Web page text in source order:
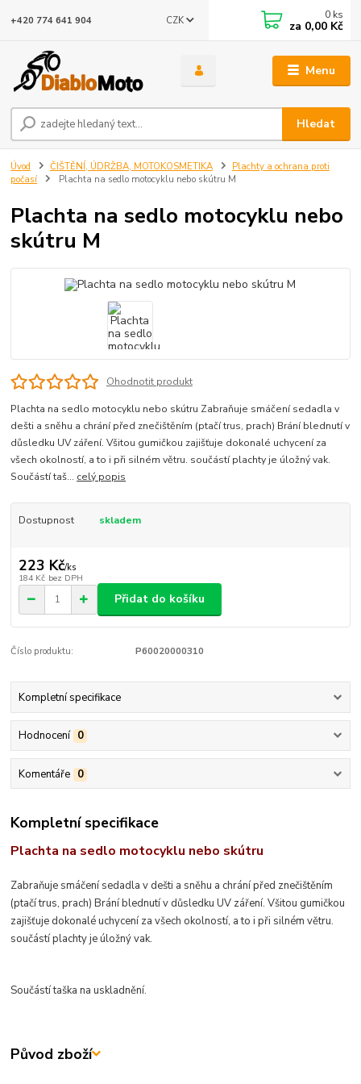
Menu
CZK
Hledat
+420 774 641 904 0 ks
za 0,00 Kč
Úvod ČIŠTĚNÍ, ÚDRŽBA, MOTOKOSMETIKA
Plachty a ochrana proti
počasí
Plachta na sedlo motocyklu nebo skútru M
Plachta na sedlo motocyklu nebo
skútru M
Ohodnotit produkt
Plachta na sedlo motocyklu nebo skútru Zabraňuje smáčení sedadla v
dešti a sněhu a chrání před znečištěním (ptačí trus, prach) Brání blednutí v
důsledku UV záření. Všitou gumičkou zajišťuje dokonalé uchycení za
všech okolností, a to i při silném větru. součástí plachty je úložný vak.
Součástí taš... celý popis
Dostupnost skladem
223 Kč/ks
184 Kč bez DPH
Přidat do košíku
Číslo produktu: P60020000310
Kompletní specifikace
Hodnocení 0
Komentáře 0
Kompletní specifikace
Plachta na sedlo motocyklu nebo skútru
Zabraňuje smáčení sedadla v dešti a sněhu a chrání před znečištěním
(ptačí trus, prach) Brání blednutí v důsledku UV záření. Všitou gumičkou
zajišťuje dokonalé uchycení za všech okolností, a to i při silném větru.
součástí plachty je úložný vak.
Součástí taška na uskladnění.
Původ zboží